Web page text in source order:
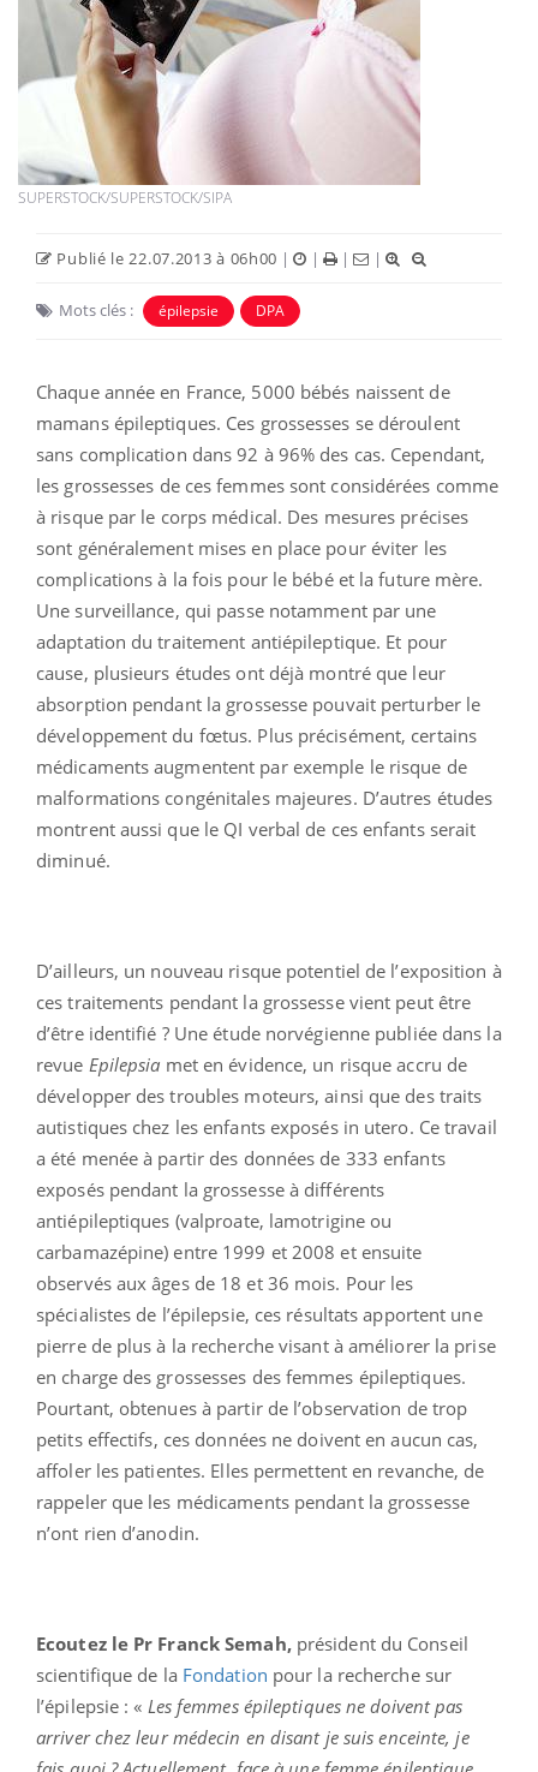
SUPERSTOCK/SUPERSTOCK/SIPA
Publié le 22.07.2013 à 06h00 | | | |
Mots clés : épilepsie DPA
Chaque année en France, 5000 bébés naissent de
mamans épileptiques. Ces grossesses se déroulent
sans complication dans 92 à 96% des cas. Cependant,
les grossesses de ces femmes sont considérées comme
à risque par le corps médical. Des mesures précises
sont généralement mises en place pour éviter les
complications à la fois pour le bébé et la future mère.
Une surveillance, qui passe notamment par une
adaptation du traitement antiépileptique. Et pour
cause, plusieurs études ont déjà montré que leur
absorption pendant la grossesse pouvait perturber le
développement du fœtus. Plus précisément, certains
médicaments augmentent par exemple le risque de
malformations congénitales majeures. D’autres études
montrent aussi que le QI verbal de ces enfants serait
diminué.
D’ailleurs, un nouveau risque potentiel de l’exposition à
ces traitements pendant la grossesse vient peut être
d’être identifié ? Une étude norvégienne publiée dans la
revue Epilepsia met en évidence, un risque accru de
développer des troubles moteurs, ainsi que des traits
autistiques chez les enfants exposés in utero. Ce travail
a été menée à partir des données de 333 enfants
exposés pendant la grossesse à différents
antiépileptiques (valproate, lamotrigine ou
carbamazépine) entre 1999 et 2008 et ensuite
observés aux âges de 18 et 36 mois. Pour les
spécialistes de l’épilepsie, ces résultats apportent une
pierre de plus à la recherche visant à améliorer la prise
en charge des grossesses des femmes épileptiques.
Pourtant, obtenues à partir de l’observation de trop
petits effectifs, ces données ne doivent en aucun cas,
affoler les patientes. Elles permettent en revanche, de
rappeler que les médicaments pendant la grossesse
n’ont rien d’anodin.
Ecoutez le Pr Franck Semah,président du Conseil
scientifique de la Fondation pour la recherche sur
l’épilepsie : « Les femmes épileptiques ne doivent pas
arriver chez leur médecin en disant je suis enceinte, je